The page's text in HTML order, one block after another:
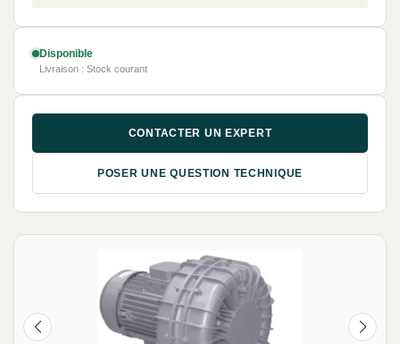
Disponible
Livraison : Stock courant
CONTACTER UN EXPERT
POSER UNE QUESTION TECHNIQUE